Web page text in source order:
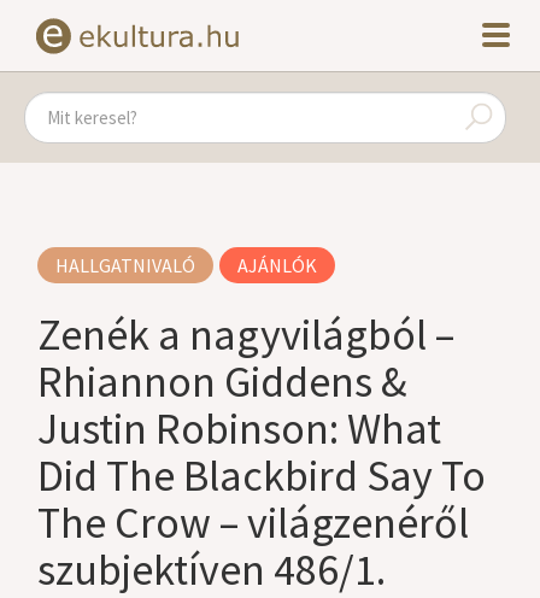
HALLGATNIVALÓ AJÁNLÓK
Zenék a nagyvilágból –
Rhiannon Giddens &
Justin Robinson: What
Did The Blackbird Say To
The Crow – világzenéről
szubjektíven 486/1.